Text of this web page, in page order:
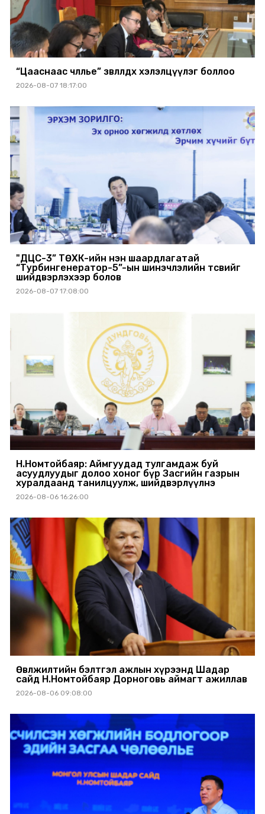
“Цааснаас чөлөөлье” зөвлөлдөх хэлэлцүүлэг боллоо
2026-08-07 18:17:00
"ДЦС-3” ТӨХК-ийн нэн шаардлагатай
“Турбингенератор-5”-ын шинэчлэлийн төсвийг
шийдвэрлэхээр болов
2026-08-07 17:08:00
Н.Номтойбаяр: Аймгуудад тулгамдаж буй
асуудлуудыг долоо хоног бүр Засгийн газрын
хуралдаанд танилцуулж, шийдвэрлүүлнэ
2026-08-06 16:26:00
Өвөлжилтийн бэлтгэл ажлын хүрээнд Шадар
сайд Н.Номтойбаяр Дорноговь аймагт ажиллав
2026-08-06 09:08:00